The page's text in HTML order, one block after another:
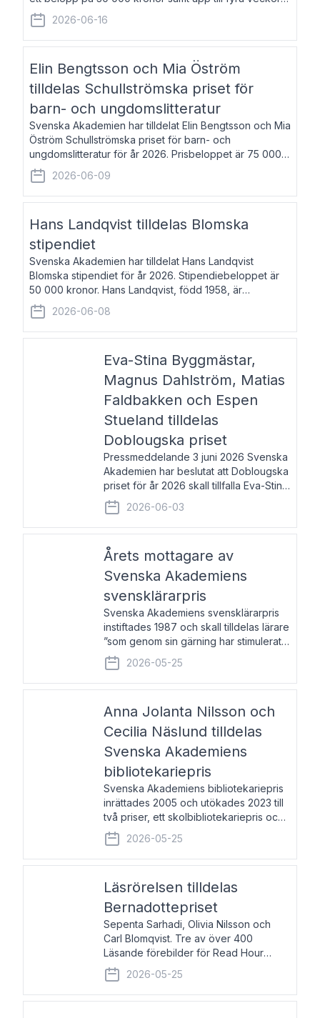
fri vistelse i Akademiens lägenhet i Berlin. Elisabeth
Åsbrink, född 1965 oc
2026-06-16
Elin Bengtsson och Mia Öström
tilldelas Schullströmska priset för
barn- och ungdomslitteratur
Svenska Akademien har tilldelat Elin Bengtsson och Mia
Öström Schullströmska priset för barn- och
ungdomslitteratur för år 2026. Prisbeloppet är 75 000
kronor vardera. Elin Bengtsson, född 1987, är författare
och forskare i genusvetenskap.
2026-06-09
Hans Landqvist tilldelas Blomska
stipendiet
Svenska Akademien har tilldelat Hans Landqvist
Blomska stipendiet för år 2026. Stipendiebeloppet är
50 000 kronor. Hans Landqvist, född 1958, är
professor i svenska vid Göteborgs universitet. Han
disputerade år 2000 på avhandlingen Författn
2026-06-08
Eva-Stina Byggmästar,
Magnus Dahlström, Matias
Faldbakken och Espen
Stueland tilldelas
Doblougska priset
Pressmeddelande 3 juni 2026 Svenska
Akademien har beslutat att Doblougska
priset för år 2026 skall tillfalla Eva-Stina
Byggmästar, Magnus Dahlström, Matias
Faldbakken samt Espen Stueland.
Prisbeloppet är 200 000 svenska
2026-06-03
Årets mottagare av
Svenska Akademiens
svensklärarpris
Svenska Akademiens svensklärarpris
instiftades 1987 och skall tilldelas lärare
”som genom sin gärning har stimulerat
intresset hos unga människor för
svenska språket och litteraturen”.
Prisutdelning och samtal med
2026-05-25
Anna Jolanta Nilsson och
Cecilia Näslund tilldelas
Svenska Akademiens
bibliotekariepris
Svenska Akademiens bibliotekariepris
inrättades 2005 och utökades 2023 till
två priser, ett skolbibliotekariepris och
ett folkbibliotekariepris. Priserna skall
tilldelas bibliotekarier vid svenska folk-
och skolbibliotek som gjort värdefull
2026-05-25
Läsrörelsen tilldelas
Bernadottepriset
Sepenta Sarhadi, Olivia Nilsson och
Carl Blomqvist. Tre av över 400
Läsande förebilder för Read Hour
Sverige. Foto: Michael Wall. Den ideella
föreningen Läsrörelsen tilldelas
Bernadottepriset 2026 för att den
2026-05-25